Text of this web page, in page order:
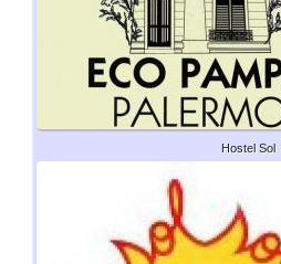
Hostel Sol